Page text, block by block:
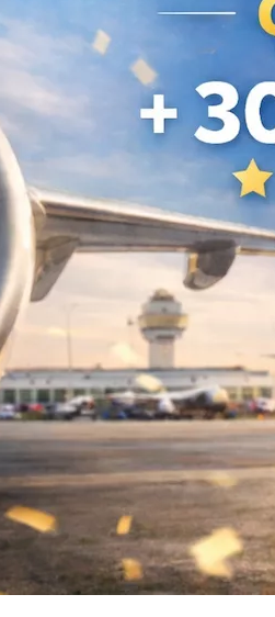
Entschädigung bei Streik
Entschädigung bei